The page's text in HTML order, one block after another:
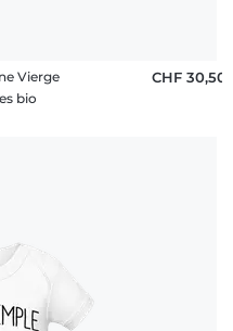
Vierge
bio
CHF 30,50